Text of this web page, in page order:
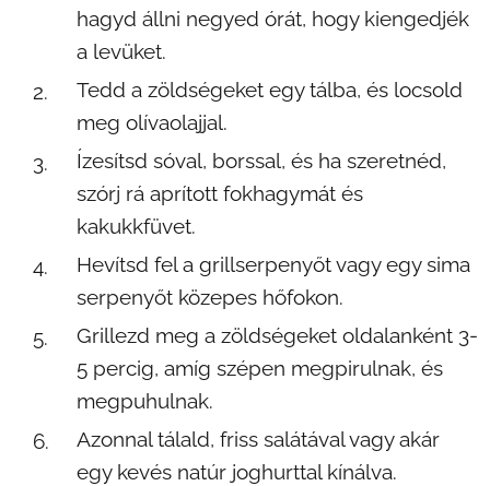
hagyd állni negyed órát, hogy kiengedjék
a levüket.
Tedd a zöldségeket egy tálba, és locsold
meg olívaolajjal.
Ízesítsd sóval, borssal, és ha szeretnéd,
szórj rá aprított fokhagymát és
kakukkfüvet.
Hevítsd fel a grillserpenyőt vagy egy sima
serpenyőt közepes hőfokon.
Grillezd meg a zöldségeket oldalanként 3-
5 percig, amíg szépen megpirulnak, és
megpuhulnak.
Azonnal tálald, friss salátával vagy akár
egy kevés natúr joghurttal kínálva.